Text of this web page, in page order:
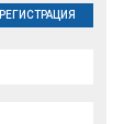
РЕГИСТРАЦИЯ